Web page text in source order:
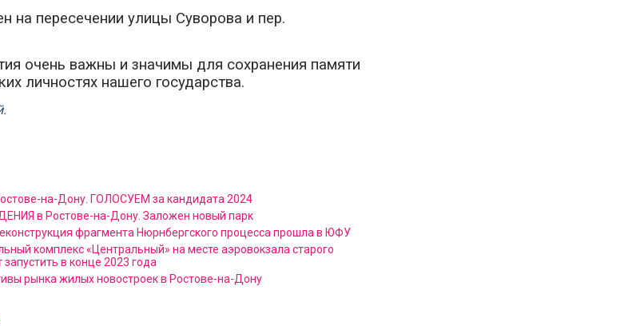
на пересечении улицы Суворова и пер.
очень важны и значимы для сохранения памяти
личностях нашего государства.
на-Дону. ГОЛОСУЕМ за кандидата 2024
в Ростове-на-Дону. Заложен новый парк
фрагмента Нюрнбергского процесса прошла в ЮФУ
комплекс «Центральный» на месте аэровокзала старого
в конце 2023 года
рынка жилых новостроек в Ростове-на-Дону